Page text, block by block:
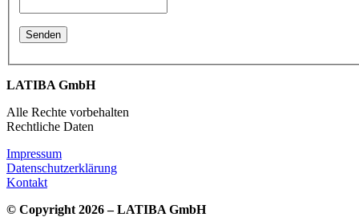
LATIBA GmbH
Alle Rechte vorbehalten
Rechtliche Daten
Impressum
Datenschutzerklärung
Kontakt
© Copyright 2026 – LATIBA GmbH